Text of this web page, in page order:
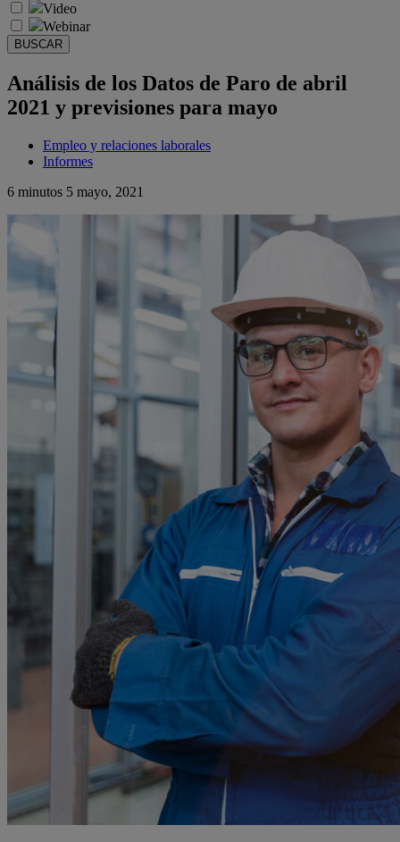
Video
Webinar
BUSCAR
Análisis de los Datos de Paro de abril
2021 y previsiones para mayo
Empleo y relaciones laborales
Informes
6 minutos 5 mayo, 2021